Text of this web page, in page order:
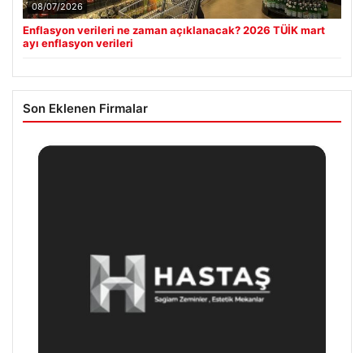
08/07/2026
Enflasyon verileri ne zaman açıklanacak? 2026 TÜİK mart
ayı enflasyon verileri
Son Eklenen Firmalar